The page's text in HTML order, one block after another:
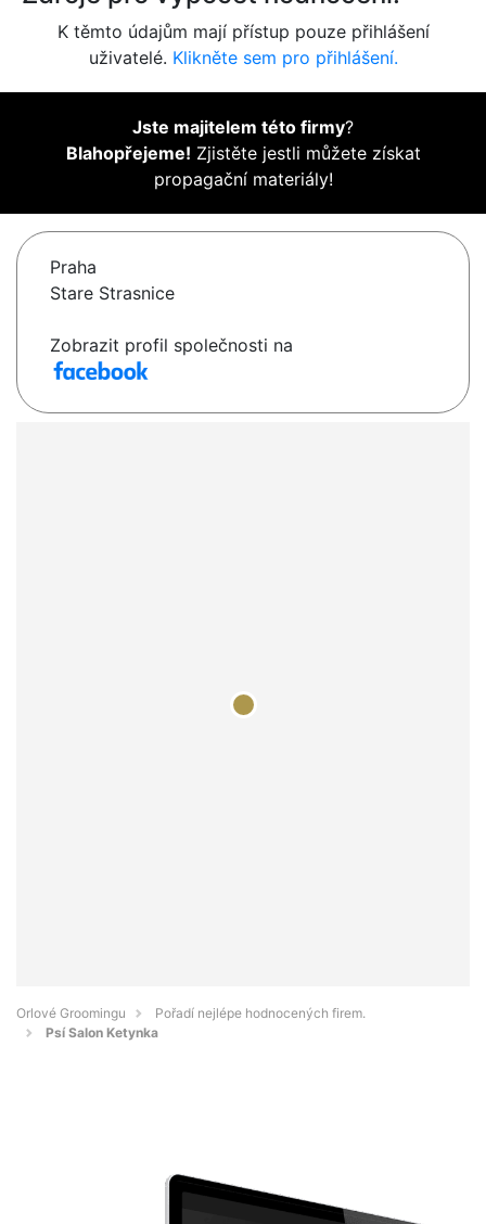
K těmto údajům mají přístup pouze přihlášení
uživatelé. Klikněte sem pro přihlášení.
Jste majitelem této firmy?
Blahopřejeme! Zjistěte jestli můžete získat
propagační materiály!
Praha
Stare Strasnice
Zobrazit profil společnosti na
Orlové Groomingu
Pořadí nejlépe hodnocených firem.
Psí Salon Ketynka